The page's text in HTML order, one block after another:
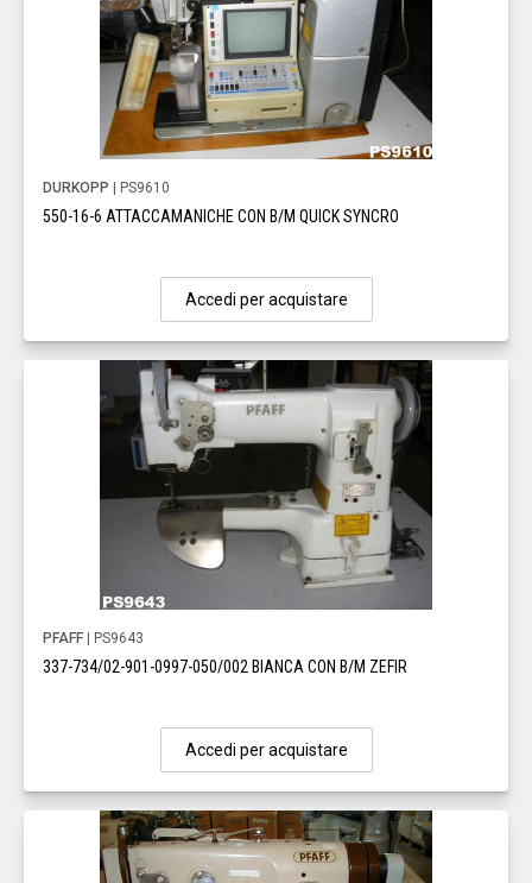
DURKOPP | PS9610
550-16-6 ATTACCAMANICHE CON B/M QUICK SYNCRO
Accedi per acquistare
PFAFF | PS9643
337-734/02-901-0997-050/002 BIANCA CON B/M ZEFIR
Accedi per acquistare